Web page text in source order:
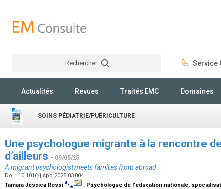
Rechercher Service
Actualités Revues Traités EMC Domaines
SOINS PÉDIATRIE/PUÉRICULTURE
Une psychologue migrante à la rencontre
d’ailleurs - 09/05/25
A migrant psychologist meets families from abroad
Doi : 10.1016/j.spp.2025.03.004
Tamara Jessica Rossi a,⁎ : Psychologue de l’éducation nationale,